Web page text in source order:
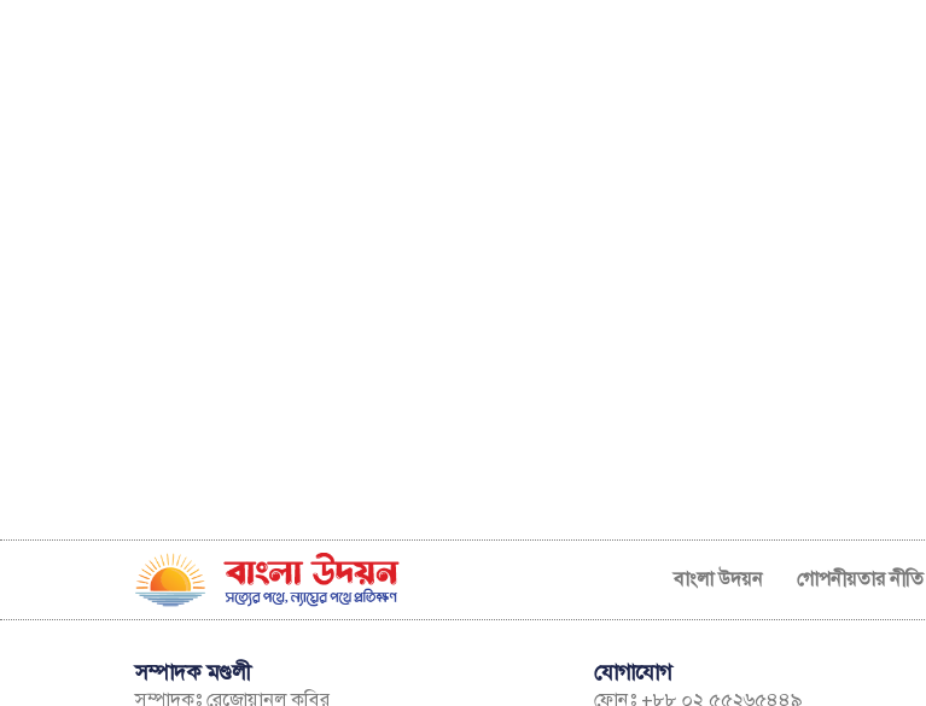
বাংলা উদয়ন গোপনীয়তার নীতি
সম্পাদক মণ্ডলী
সম্পাদকঃ রেজোয়ানুল কবির
যোগাযোগ
ফোনঃ +৮৮ ০২ ৫৫২৬৫৪৪৯